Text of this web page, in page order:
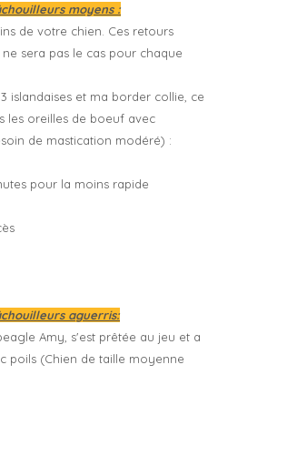
moyens :
de votre chien. Ces retours
sera pas le cas pour chaque
islandaises et ma border collie, ce
les oreilles de boeuf avec
de mastication modéré) :
pour la moins rapide
aguerris:
Amy, s'est prêtée au jeu et a
poils (Chien de taille moyenne